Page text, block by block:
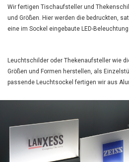
Wir fertigen Tischaufsteller und
und Größen. Hier werden die bedruckten,
eine im Sockel eingebaute LED-
Leuchtschilder oder Thekenaufsteller wie
Größen und Formen herstellen, als
passende Leuchtsockel fertigen wir aus